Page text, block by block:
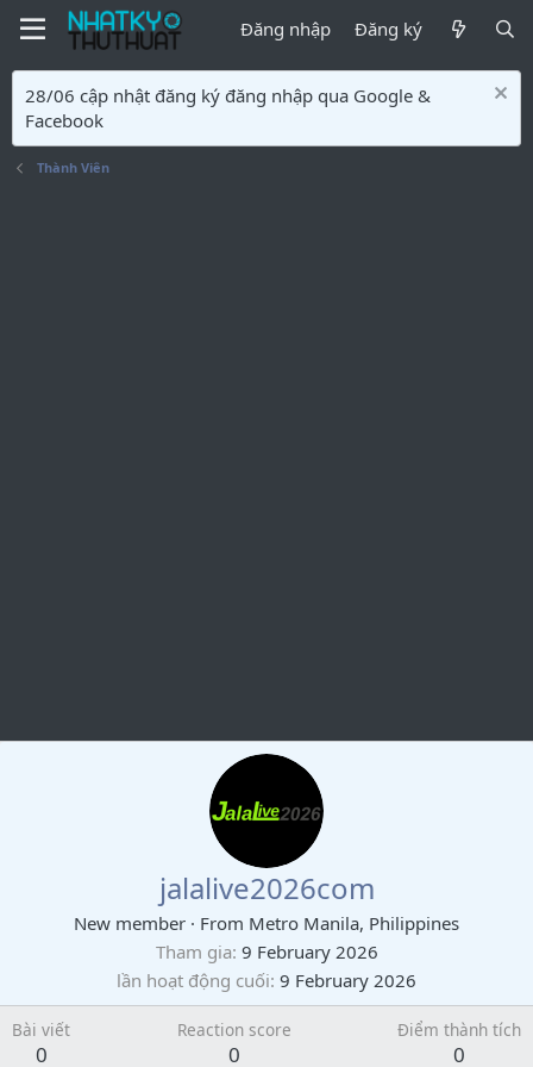
Đăng nhập Đăng ký
28/06 cập nhật đăng ký đăng nhập qua Google &
Facebook
Thành Viên
jalalive2026com
New member · From Metro Manila, Philippines
Tham gia 9 February 2026
lần hoạt động cuối 9 February 2026
Bài viết
0
Reaction score
0
Điểm thành tích
0